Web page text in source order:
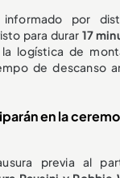
por
para durar 17
logística de
de descanso
en la
previa al